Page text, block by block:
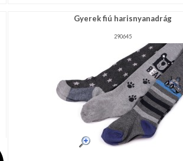
Gyerek fiú harisnyanadrág
290645